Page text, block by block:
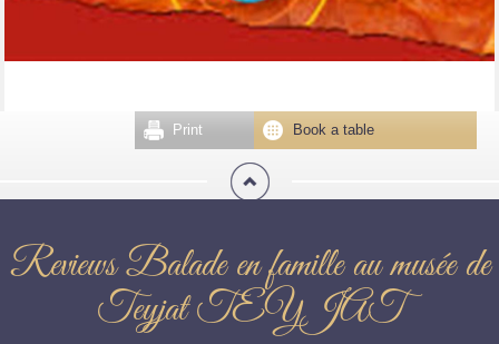
Book a table
Print
Reviews Balade en famille au musée de
Teyjat TEYJAT